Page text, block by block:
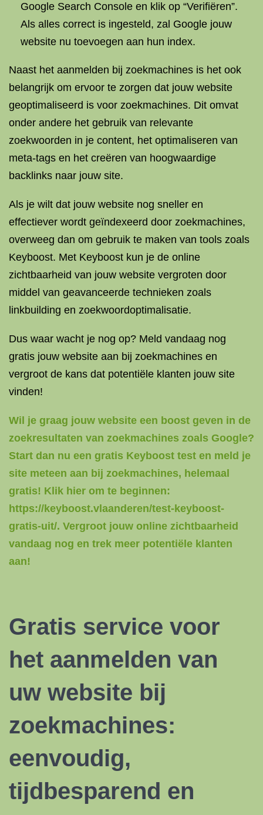
Google Search Console en klik op “Verifiëren”.
Als alles correct is ingesteld, zal Google jouw
website nu toevoegen aan hun index.
Naast het aanmelden bij zoekmachines is het ook
belangrijk om ervoor te zorgen dat jouw website
geoptimaliseerd is voor zoekmachines. Dit omvat
onder andere het gebruik van relevante
zoekwoorden in je content, het optimaliseren van
meta-tags en het creëren van hoogwaardige
backlinks naar jouw site.
Als je wilt dat jouw website nog sneller en
effectiever wordt geïndexeerd door zoekmachines,
overweeg dan om gebruik te maken van tools zoals
Keyboost. Met Keyboost kun je de online
zichtbaarheid van jouw website vergroten door
middel van geavanceerde technieken zoals
linkbuilding en zoekwoordoptimalisatie.
Dus waar wacht je nog op? Meld vandaag nog
gratis jouw website aan bij zoekmachines en
vergroot de kans dat potentiële klanten jouw site
vinden!
Wil je graag jouw website een boost geven in de
zoekresultaten van zoekmachines zoals Google?
Start dan nu een gratis Keyboost test en meld je
site meteen aan bij zoekmachines, helemaal
gratis! Klik hier om te beginnen:
https://keyboost.vlaanderen/test-keyboost-
gratis-uit/. Vergroot jouw online zichtbaarheid
vandaag nog en trek meer potentiële klanten
aan!
Gratis service voor
het aanmelden van
uw website bij
zoekmachines:
eenvoudig,
tijdbesparend en